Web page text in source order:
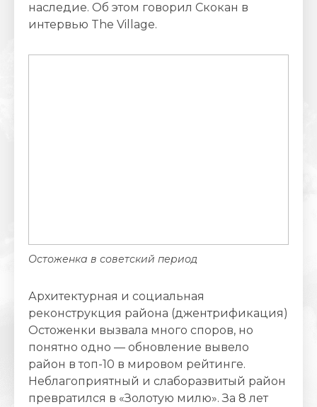
наследие. Об этом говорил Скокан в
интервью The Village.
Остоженка в советский период
Архитектурная и социальная
реконструкция района (джентрификация)
Остоженки вызвала много споров, но
понятно одно — обновление вывело
район в топ-10 в мировом рейтинге.
Неблагоприятный и слаборазвитый район
превратился в «Золотую милю». За 8 лет